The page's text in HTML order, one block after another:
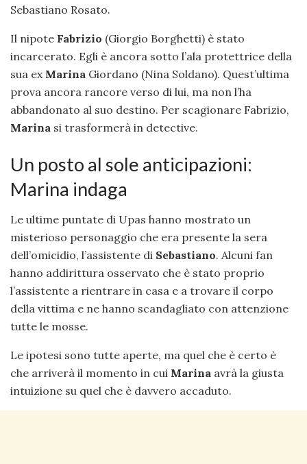
Sebastiano Rosato.
Il nipote Fabrizio (Giorgio Borghetti) è stato
incarcerato. Egli è ancora sotto l’ala protettrice della
sua ex Marina Giordano (Nina Soldano). Quest’ultima
prova ancora rancore verso di lui, ma non l’ha
abbandonato al suo destino. Per scagionare Fabrizio,
Marina si trasformerà in detective.
Un posto al sole anticipazioni:
Marina indaga
Le ultime puntate di Upas hanno mostrato un
misterioso personaggio che era presente la sera
dell’omicidio, l’assistente di Sebastiano. Alcuni fan
hanno addirittura osservato che è stato proprio
l’assistente a rientrare in casa e a trovare il corpo
della vittima e ne hanno scandagliato con attenzione
tutte le mosse.
Le ipotesi sono tutte aperte, ma quel che è certo è
che arriverà il momento in cui Marina avrà la giusta
intuizione su quel che è davvero accaduto.